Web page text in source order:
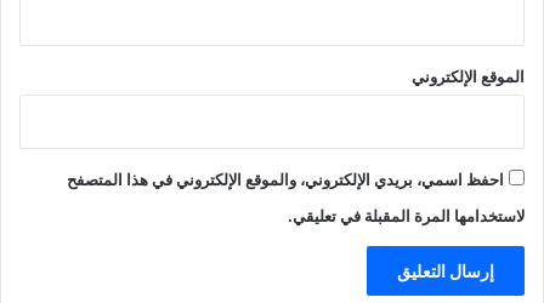
الموقع الإلكتروني
احفظ اسمي، بريدي الإلكتروني، والموقع الإلكتروني في هذا المتصفح
لاستخدامها المرة المقبلة في تعليقي.